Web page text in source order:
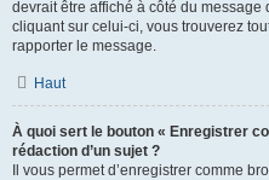
devrait être affiché à côté du message
cliquant sur celui-ci, vous trouverez
rapporter le message.
Haut
À quoi sert le bouton « Enregistrer
rédaction d’un sujet ?
Il vous permet d’enregistrer comme